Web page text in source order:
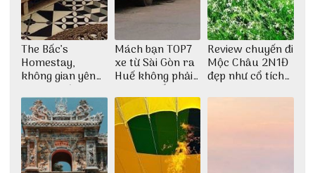
The Bấc’s
Homestay,
không gian yên
bình tại Hòn Sơn
Mách bạn TOP7
xe từ Sài Gòn ra
Huế không phải
ai cũng biết
Review chuyến đi
Mộc Châu 2N1Đ
đẹp như cổ tích
Thu Hà